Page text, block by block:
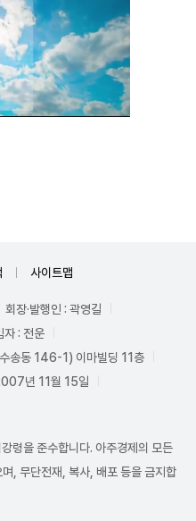
사이트맵
회장·발행인 : 곽영길
자 : 전운
송동 146-1) 이마빌딩 11층
년 11월 15일
령을 준수합니다. 아주경제의 모든
, 무단전재, 복사, 배포 등을 금지합